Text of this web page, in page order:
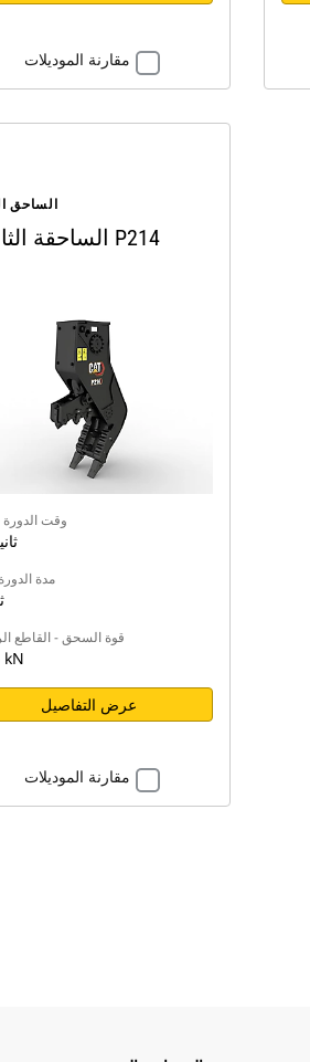
مقارنة الموديلات
الساحق
الساحقة الثانوية P214
وقت الدورة
1.6
مدة
قوة السحق - القاطع
kN
عرض التفاصيل
مقارنة الموديلات